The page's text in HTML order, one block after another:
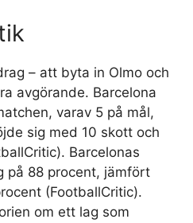
– att byta in Olmo och
avgörande. Barcelona
varav 5 på mål,
sig med 10 skott och
Barcelonas
på 88 procent, jämfört
(FootballCritic).
om ett lag som